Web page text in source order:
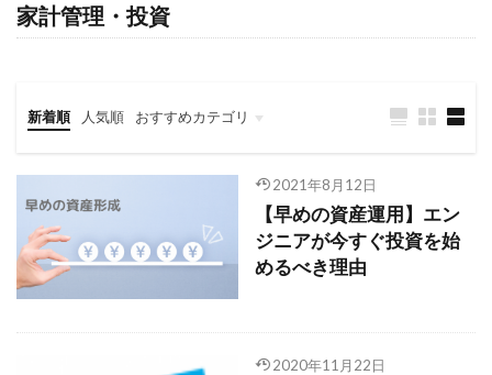
家計管理・投資
新着順 人気順 おすすめカテゴリ
2021年8月12日
【早めの資産運用】エン
ジニアが今すぐ投資を始
めるべき理由
2020年11月22日